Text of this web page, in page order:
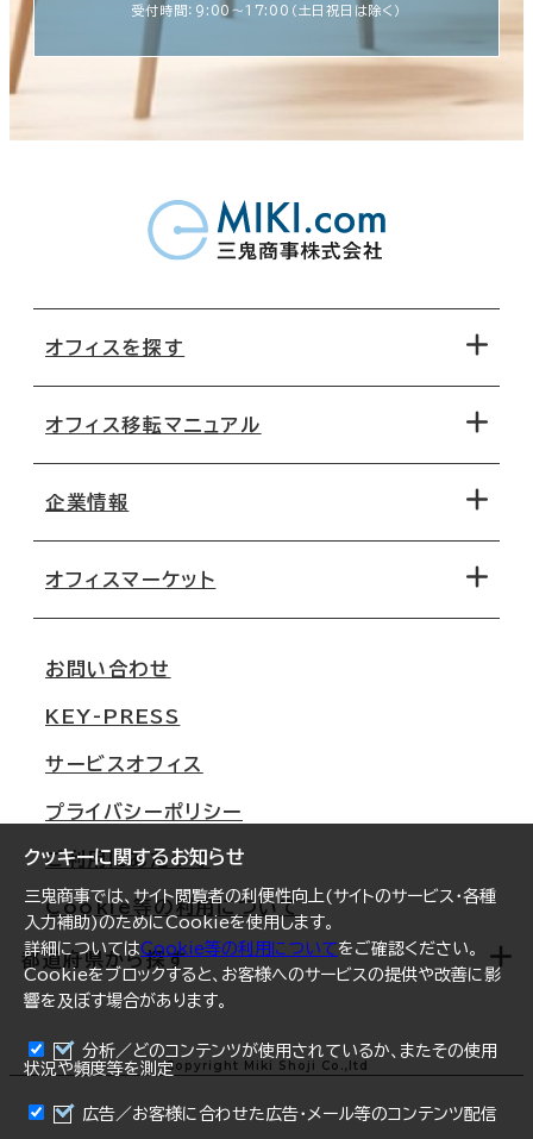
まとめて資料請求
クッキーに関するお知らせ
三鬼商事では、サイト閲覧者の利便性向上(サイトのサービス・各種
入力補助)のためにCookieを使用します。
詳細についてはCookie等の利用についてをご確認ください。
Cookieをブロックすると、お客様へのサービスの提供や改善に影
響を及ぼす場合があります。
分析／どのコンテンツが使用されているか、またその使用
状況や頻度等を測定
広告／お客様に合わせた広告・メール等のコンテンツ配信
受付時間：9:00〜17:00（土日祝日は除く）
オフィスを探す
地図から探す
路線・駅から探す
オフィス移転マニュアル
移転コストシミュレーション
移転スケジュール
オフィス移転Q&A
企業情報
オフィスマーケット
大阪
名古屋
札幌
仙台
横浜
福岡
オフィスリポート
ログイン
お問い合わせ
KEY-PRESS
サービスオフィス
プライバシーポリシー
ご利用にあたって
Cookie等の利用について
都道府県から探す
北海道
青森県
Copyright Miki Shoji Co.,ltd